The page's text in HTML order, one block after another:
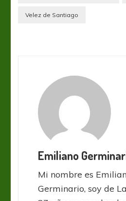
Velez de Santiago
Emiliano
Mi nombre es
Germinario, soy de